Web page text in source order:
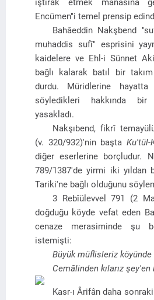
iştirak etmek mânâsına
Encümen"i temel prensip
Bahâeddin Nakşbend
muhaddis sufî" esprisini
kaidelere ve Ehl-i Sünnet
bağlı kalarak batıl bir
durdu. Müridlerine
söyledikleri hakkında bir
yasakladı.
Nakşıbend, fikrî
(v. 320/932)'nin başta Ku'tül-
diğer eserlerine borçludur.
789/1387'de yirmi iki yıldan
Tariki'ne bağlı olduğunu
3 Rebîülevvel 791 (2
doğduğu köyde vefat eden
cenaze merasiminde şu
istemişti:
Büyük müflisleriz köyünde
Cemâlinden kılarız şey'en
Kasr-ı Ârifân daha